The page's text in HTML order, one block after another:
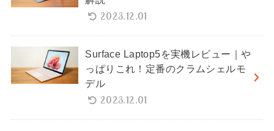
2023.12.01
Surface Laptop5を実機レビュー｜や
っぱりこれ！定番のクラムシェルモ
デル
2023.12.01